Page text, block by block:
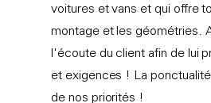
voitures et vans et qui offre
montage et les géométries.
l'écoute du client afin de lui
et exigences ! La
de nos priorités !